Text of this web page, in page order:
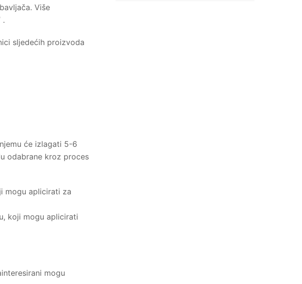
Više
.
sljedećih proizvoda
će izlagati 5-6
odabrane kroz proces
mogu aplicirati za
koji mogu aplicirati
mogu